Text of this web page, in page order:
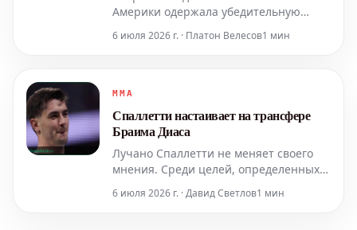
Америки одержала убедительную
продемонстрировав абсолютное
всю историю турнира, одержав 58
основания в 2010 году. В финальном
поединке Жоак
6 июля 2026 г. · Платон Велесов1 мин
MMA
Спаллетти настаивает на трансфере
Браима Диаса
Лучано Спаллетти не меняет своего
мнения. Среди целей, определенных
"Ювентуса", имя Браима Диаса по-
6 июля 2026 г. · Давид Светлов1 мин